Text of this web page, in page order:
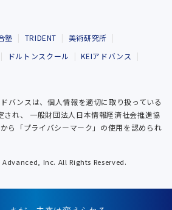
塾 TRIDENT
美術研究所
ドルトンスクール
KEIアドバンス
バンスは、個人情報を適切に取り扱っている
され、 一般財団法人日本情報経済社会推進協
ら「プライバシーマーク」の使用を認められ
Inc. All Rights Reserved.